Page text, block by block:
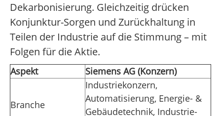
Dekarbonisierung. Gleichzeitig drücken
Konjunktur-Sorgen und Zurückhaltung in
Teilen der Industrie auf die Stimmung – mit
Folgen für die Aktie.
Aspekt Siemens AG (Konzern)
Branche
Industriekonzern,
Automatisierung, Energie- &
Gebäudetechnik, Industrie-